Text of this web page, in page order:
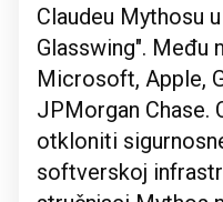
Claudeu Mythosu
Glasswing". Među
Microsoft, Apple,
JPMorgan Chase.
otkloniti
softverskoj